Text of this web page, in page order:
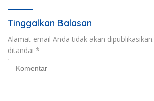
Tinggalkan Balasan
Alamat email Anda tidak akan dipublikasikan.
ditandai *